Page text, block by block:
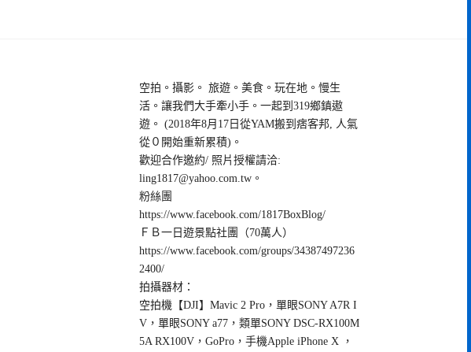
空拍。攝影。 旅遊。美食。玩在地。慢生
活。讓我們大手牽小手。一起到319鄉鎮遨
遊。 (2018年8月17日從YAM搬到痞客邦, 人氣
從０開始重新累積)。
歡迎合作邀約/ 照片授權請洽:
ling1817@yahoo.com.tw 。
粉絲團
https://www.facebook.com/1817BoxBlog/
ＦＢ一日遊景點社團（70萬人）
https://www.facebook.com/groups/34387497236
2400/
拍攝器材：
空拍機【DJI】Mavic 2 Pro，單眼SONY A7R I
V，單眼SONY a77，類單SONY DSC-RX100M
5A RX100V，GoPro，手機Apple iPhone X ，